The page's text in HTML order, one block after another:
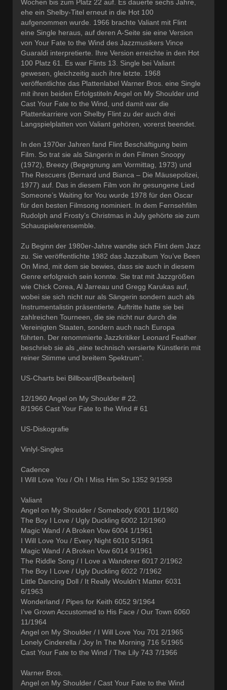
Wochen bis zum Platz 22 auf. Es dauerte sechs Jahre,
ehe ein Shelby-Titel erneut in die Hot 100
aufgenommen wurde. 1966 brachte Valiant mit Flint
eine Single heraus, auf deren A-Seite sie eine Version
von Your Fate to the Wind des Jazzmusikers Vince
Guaraldi interpretierte. Ihre Version erreichte in den Hot
100 Platz 61. Es war Flints 13. Single bei Valiant
gewesen, gleichzeitig auch ihre letzte. 1968
veröffentlichte das Plattenlabel Warner Bros. eine Single
mit ihren beiden Erfolgstiteln Angel on My Shoulder und
Cast Your Fate to the Wind, und damit war die
Plattenkarriere von Shelby Flint zu der auch drei
Langspielplatten von Valiant gehören, vorerst beendet.
In den 1970er Jahren fand Flint Beschäftigung beim
Film. So trat sie als Sängerin in den Filmen Snoopy
(1972), Breezy (Begegnung am Vormittag, 1973) und
The Rescuers (Bernard und Bianca – Die Mäusepolizei,
1977) auf. Das in diesem Film von ihr gesungene Lied
Someone’s Waiting for You wurde 1978 für den Oscar
für den besten Filmsong nominiert. In dem Fernsehfilm
Rudolph and Frosty’s Christmas in July gehörte sie zum
Schauspielerensemble.
Zu Beginn der 1980er-Jahre wandte sich Flint dem Jazz
zu. Sie veröffentlichte 1982 das Jazzalbum You’ve Been
On Mind, mit dem sie bewies, dass sie auch in diesem
Genre erfolgreich sein konnte. Sie trat mit Jazzgrößen
wie Chick Corea, Al Jarreau und Gregg Karukas auf,
wobei sie sich nicht nur als Sängerin sondern auch als
Instrumentalistin präsentierte. Auftritte hatte sie bei
zahlreichen Tourneen, die sie nicht nur durch die
Vereinigten Staaten, sondern auch nach Europa
führten. Der renommierte Jazzkritiker Leonard Feather
beschrieb sie als „eine technisch versierte Künstlerin mit
reiner Stimme und breitem Spektrum“.
US-Charts bei Billboard[Bearbeiten]
12/1960 Angel on My Shoulder # 22.
8/1966 Cast Your Fate to the Wind # 61
US-Diskografie
Vinlyl-Singles
Cadence
I Will Love You / Oh I Miss Him So 1352 9/1958
Valiant
Angel on My Shoulder / Somebody 6001 11/1960
The Boy I Love / Ugly Duckling 6002 12/1960
Magic Wand / A Broken Vow 6004 1/1961
I Will Love You / Every Night 6010 5/1961
Magic Wand / A Broken Vow 6014 9/1961
The Riddle Song / I Love a Wanderer 6017 2/1962
The Boy I Love / Ugly Duckling 6022 7/1962
Little Dancing Doll / It Really Wouldn’t Matter 6031
6/1963
Wonderland / Pipes for Keith 6052 9/1964
I’ve Grown Accustomed to His Face / Our Town 6060
11/1964
Angel on My Shoulder / I Will Love You 701 2/1965
Lonely Cinderella / Joy In The Morning 716 5/1965
Cast Your Fate to the Wind / The Lily 743 7/1966
Warner Bros.
Angel on My Shoulder / Cast Your Fate to the Wind